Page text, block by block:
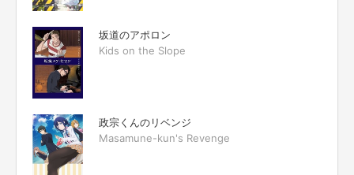
坂道のアポロン
Kids on the Slope
政宗くんのリベンジ
Masamune-kun's Revenge